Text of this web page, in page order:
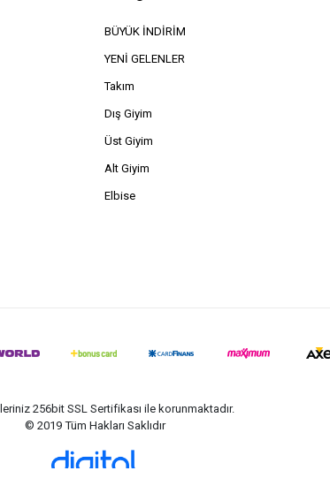
BÜYÜK İNDİRİM
YENİ GELENLER
Takım
Dış Giyim
Üst Giyim
Alt Giyim
Elbise
256bit SSL Sertifikası ile korunmaktadır.
© 2019Tüm Hakları Saklıdır